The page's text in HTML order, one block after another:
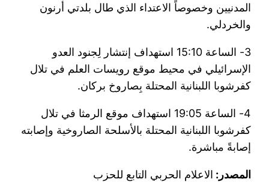
المدنيين ‏وخصوصاً الاعتداء الذي طال بلدتي أرنون
والخردلي.
3- الساعة 15:10 استهداف إنتشار لِجنود ‏العدو
الإسرائيلي في محيط موقع رويسات العلم في تلال
كفرشوبا اللبنانية المحتلة بِصاروخ بركان.
4- الساعة 19:05 استهداف موقع الرمثا في ‏تلال
كفرشوبا اللبنانية المحتلة بالأسلحة الصاروخية وإصابته
إصابةً مباشرة.
المصدر: الاعلام الحربي التابع للحزب